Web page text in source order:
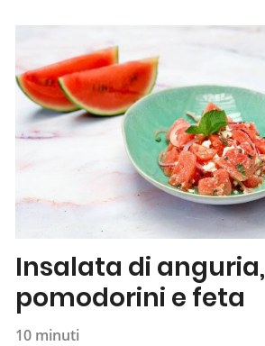
Insalata di anguria,
pomodorini e feta
10 minuti